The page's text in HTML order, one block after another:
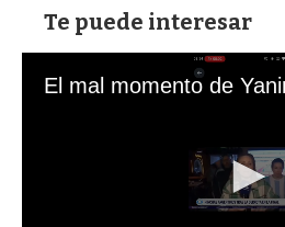
Te puede interesar